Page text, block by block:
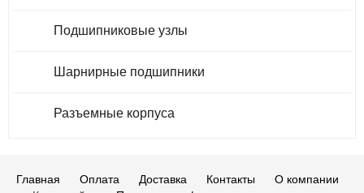
Подшипниковые узлы
Шарнирные подшипники
Разъемные корпуса
Главная Оплата Доставка Контакты
О компании